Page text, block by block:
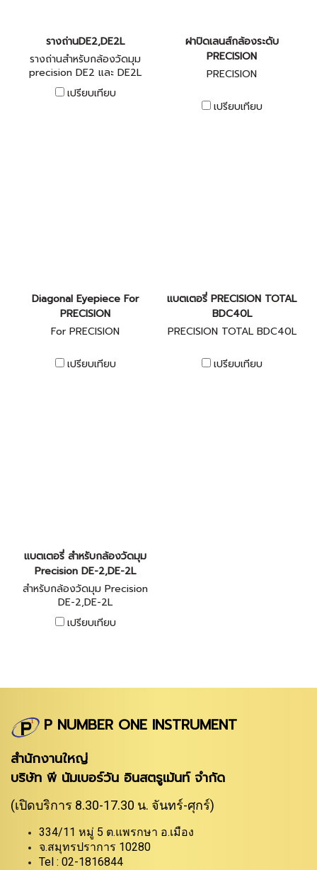
รางถ่านDE2,DE2L
รางถ่านสำหรับกล้องวัดมุม
precision DE2 และ DE2L
เปรียบเทียบ
ฝาปิดเลนส์กล้องระดับ
PRECISION
PRECISION
เปรียบเทียบ
Diagonal Eyepiece For
PRECISION
For PRECISION
เปรียบเทียบ
แบตเตอรี่ PRECISION TOTAL
BDC40L
PRECISION TOTAL BDC40L
เปรียบเทียบ
แบตเตอรี่ สำหรับกล้องวัดมุม
Precision DE-2,DE-2L
สำหรับกล้องวัดมุม Precision
DE-2,DE-2L
เปรียบเทียบ
P NUMBER ONE INSTRUMENT
สำนักงานใหญ่
บริษัท พี นัมเบอร์วัน อินสตรูเม้นท์ จำกัด
(เปิดบริการ 8.30-17.30 น. จันทร์-ศุกร์)
334/11 หมู่ 5 ต.แพรกษา อ.เมือง
จ.สมุทรปราการ 10280
Tel : 02-1816844